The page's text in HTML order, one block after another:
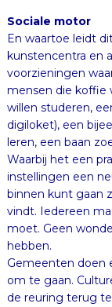
Sociale motor
En waartoe leidt
kunstencentra en
voorzieningen
mensen die koffie
willen studeren, een
digiloket), een
leren, een baan
Waarbij het een
instellingen een
binnen kunt gaan
vindt. Iedereen mag
moet. Geen wonder
hebben.
Gemeenten doen
om te gaan.
de reuring
wegkwijnen en in
hoeft daarvoor
gelegen
beschikbaar
om zich met
ontpoppen als
een woongebied
kunnen zij een
vervullen voor de
contact en
individualisering